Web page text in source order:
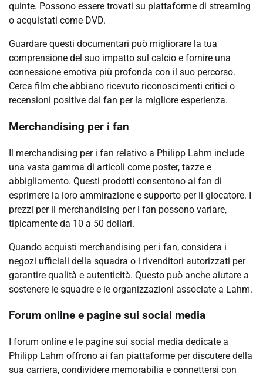
quinte. Possono essere trovati su piattaforme di streaming
o acquistati come DVD.
Guardare questi documentari può migliorare la tua
comprensione del suo impatto sul calcio e fornire una
connessione emotiva più profonda con il suo percorso.
Cerca film che abbiano ricevuto riconoscimenti critici o
recensioni positive dai fan per la migliore esperienza.
Merchandising per i fan
Il merchandising per i fan relativo a Philipp Lahm include
una vasta gamma di articoli come poster, tazze e
abbigliamento. Questi prodotti consentono ai fan di
esprimere la loro ammirazione e supporto per il giocatore. I
prezzi per il merchandising per i fan possono variare,
tipicamente da 10 a 50 dollari.
Quando acquisti merchandising per i fan, considera i
negozi ufficiali della squadra o i rivenditori autorizzati per
garantire qualità e autenticità. Questo può anche aiutare a
sostenere le squadre e le organizzazioni associate a Lahm.
Forum online e pagine sui social media
I forum online e le pagine sui social media dedicate a
Philipp Lahm offrono ai fan piattaforme per discutere della
sua carriera, condividere memorabilia e connettersi con